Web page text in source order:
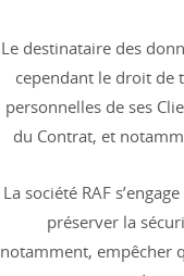
Le destinataire des
cependant le droit de
personnelles de ses
du Contrat, et
La société RAF
préserver la
notamment, empêcher